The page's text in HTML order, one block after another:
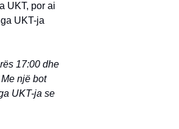
UKT, por ai
UKT-ja
17:00 dhe
një bot
UKT-ja se